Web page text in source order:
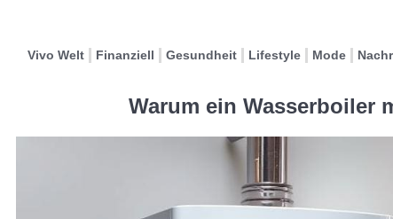
Vivo Welt Finanziell Gesundheit Lifestyle Mode
Warum ein Wasserboiler